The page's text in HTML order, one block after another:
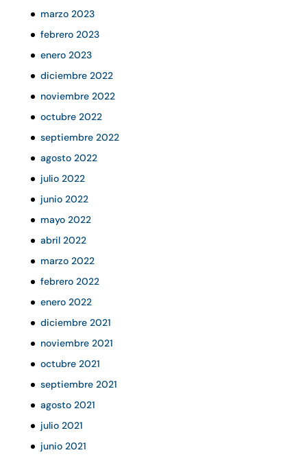
marzo 2023
febrero 2023
enero 2023
diciembre 2022
noviembre 2022
octubre 2022
septiembre 2022
agosto 2022
julio 2022
junio 2022
mayo 2022
abril 2022
marzo 2022
febrero 2022
enero 2022
diciembre 2021
noviembre 2021
octubre 2021
septiembre 2021
agosto 2021
julio 2021
junio 2021